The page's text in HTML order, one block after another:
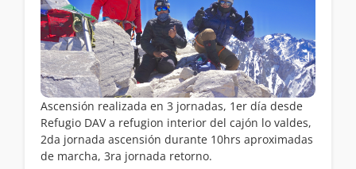
Ascensión realizada en 3 jornadas, 1er día desde
Refugio DAV a refugion interior del cajón lo valdes,
2da jornada ascensión durante 10hrs aproximadas
de marcha, 3ra jornada retorno.